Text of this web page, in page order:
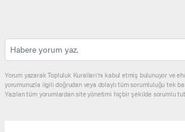
Yorum yazarak Topluluk Kuralları’nı kabul etmiş bulunuyor ve
yorumunuzla ilgili doğrudan veya dolaylı tüm sorumluluğu tek
Yazılan tüm yorumlardan site yönetimi hiçbir şekilde sorumlu